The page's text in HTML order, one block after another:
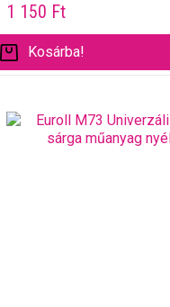
1 150 Ft
Kosárba!